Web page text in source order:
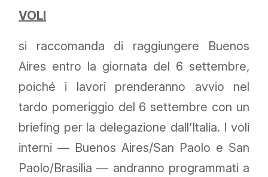
VOLI
si raccomanda di raggiungere Buenos
Aires entro la giornata del 6 settembre,
poiché i lavori prenderanno avvio nel
tardo pomeriggio del 6 settembre con un
briefing per la delegazione dall’Italia. I voli
interni — Buenos Aires/San Paolo e San
Paolo/Brasilia — andranno programmati a